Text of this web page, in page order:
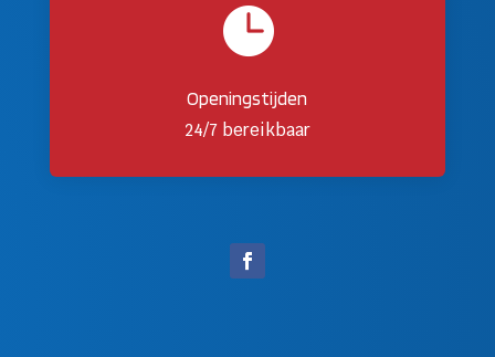

Openingstijden
24/7 bereikbaar